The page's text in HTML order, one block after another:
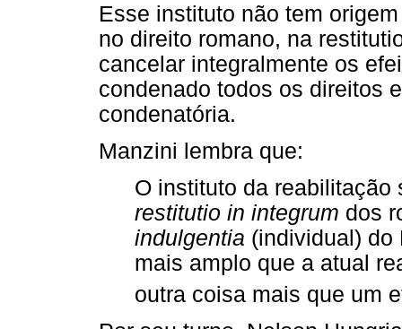
Esse instituto não tem
no direito romano, na
cancelar integralmente os
condenado todos os direitos
condenatória.
Manzini lembra que:
O instituto da
restitutio in integrum dos
indulgentia (individual) do
mais amplo que a atual
outra coisa mais que um